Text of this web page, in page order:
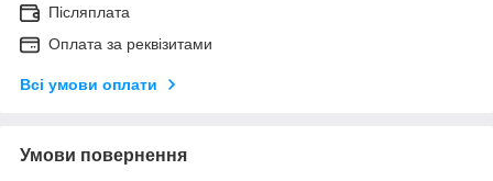
Післяплата
Оплата за реквізитами
Всі умови оплати
Умови повернення